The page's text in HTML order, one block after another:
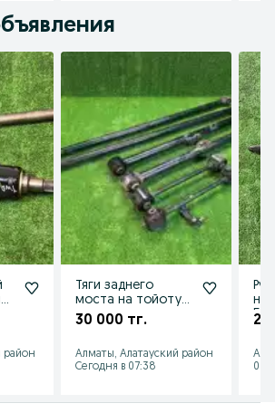
район
Тяги заднего
моста на тойоту
прадо
30 000 тг.
Алматы, Алатауский район
Сегодня в 07:38
на
50
20
06